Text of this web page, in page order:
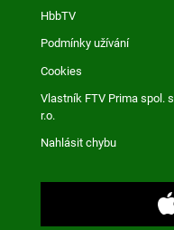
HbbTV
Podmínky užívání
Cookies
Vlastník FTV Prima spol. s
r.o.
Nahlásit chybu